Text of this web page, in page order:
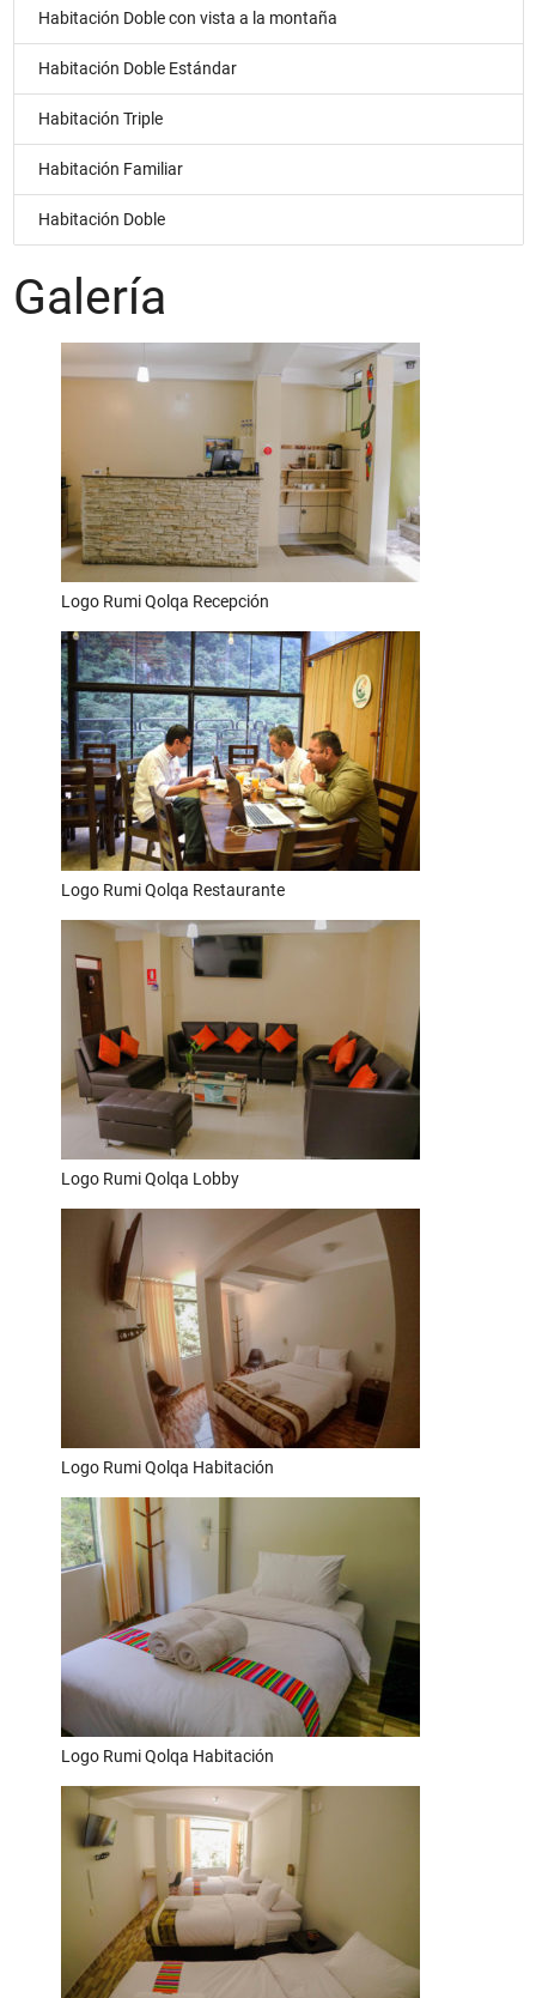
Habitación Doble con vista a la montaña
Habitación Doble Estándar
Habitación Triple
Habitación Familiar
Habitación Doble
Galería
Logo Rumi Qolqa Recepción
Logo Rumi Qolqa Restaurante
Logo Rumi Qolqa Lobby
Logo Rumi Qolqa Habitación
Logo Rumi Qolqa Habitación